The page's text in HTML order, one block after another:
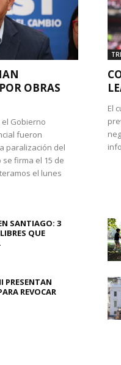
OBRAS
Gobierno
fueron
paralización del
se firma el 15 de
el lunes
El
SANTIAGO: 3
QUE
PRESENTAN
REVOCAR